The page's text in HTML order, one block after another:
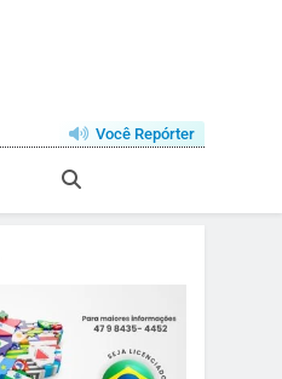
Você Repórter